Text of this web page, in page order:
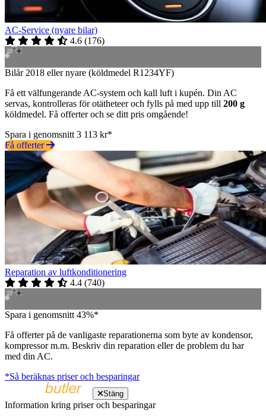
AC-Service (nyare bilar)
4.6 (176)
Bilår 2018 eller nyare (köldmedel R1234YF)
Få ett välfungerande AC-system och kall luft i kupén. Din AC
servas, kontrolleras för otätheteer och fylls på med upp till 200 g
köldmedel. Få offerter och se ditt pris omgående!
Spara i genomsnitt 3 113 kr*
Få offerter
Reparation av luftkonditionering
4.4 (740)
Spara i genomsnitt 43%*
Få offerter på de vanligaste reparationerna som byte av kondensor,
kompressor m.m. Beskriv din reparation eller de problem du har
med din AC.
*Så beräknas priser och besparingar
Stäng
Information kring priser och besparingar